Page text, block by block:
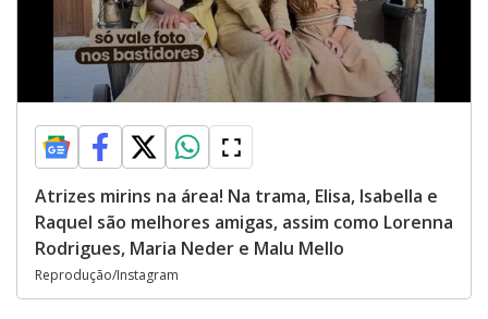
Atrizes mirins na área! Na trama, Elisa, Isabella e
Raquel são melhores amigas, assim como Lorenna
Rodrigues, Maria Neder e Malu Mello
Reprodução/Instagram